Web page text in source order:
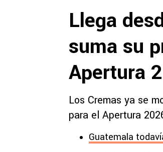
El Salvador
Liga de
Copa de
Copa
MLS
Llega
suma su
Apertura
Los Cremas ya se
para el Apertura
Guatemala